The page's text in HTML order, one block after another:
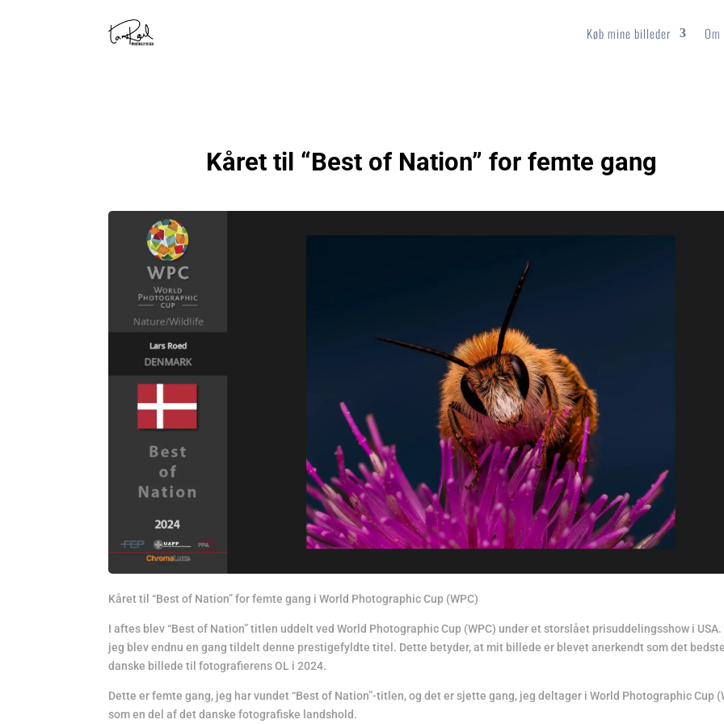
Køb mine billeder
Kåret til “Best of Nation” for femte gang
Kåret til “Best of Nation” for femte gang i World Photographic Cup (WPC)
I aftes blev “Best of Nation” titlen uddelt ved World Photographic Cup (WPC) under et storslået prisuddelingsshow i USA.
jeg blev endnu en gang tildelt denne prestigefyldte titel. Dette betyder, at mit billede er blevet anerkendt som det bedste
danske billede til fotografierens OL i 2024.
Dette er femte gang, jeg har vundet “Best of Nation”-titlen, og det er sjette gang, jeg deltager i World Photographic Cup
som en del af det danske fotografiske landshold.